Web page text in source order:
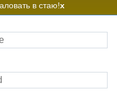
в стаю!x